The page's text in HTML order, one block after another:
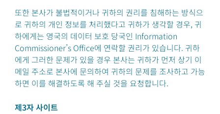
또한 본사가 불법적이거나 귀하의 권리를 침해하는 방식으
로 귀하의 개인 정보를 처리했다고 귀하가 생각할 경우, 귀
하에게는 영국의 데이터 보호 당국인 Information
Commissioner’s Office에 연락할 권리가 있습니다. 귀하
에게 그러한 문제가 있을 경우 본사는 귀하가 먼저 상기 이
메일 주소로 본사에 문의하여 귀하의 문제를 조사하고 가능
하면 이를 해결하도록 해 주실 것을 요청합니다.
제3자 사이트